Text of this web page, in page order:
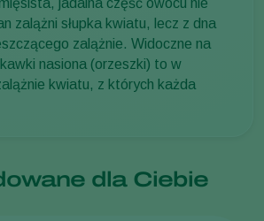
jadalna część owocu nie
zalążni słupka kwiatu, lecz z dna
zalążnie. Widoczne na
nasiona (orzeszki) to w
kwiatu, z których każda
dla Ciebie